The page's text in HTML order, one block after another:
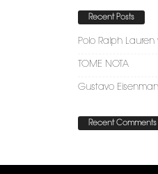
Recent Posts
Polo Ralph Lauren
TOME NOTA
Gustavo
Recent Comments